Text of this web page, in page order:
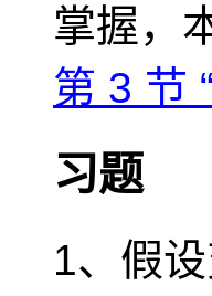
掌握，
第 3 节
习题
1、假